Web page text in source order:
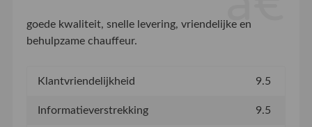
goede kwaliteit, snelle levering, vriendelijke en
behulpzame chauffeur.
Klantvriendelijkheid 9.5
Informatieverstrekking 9.5